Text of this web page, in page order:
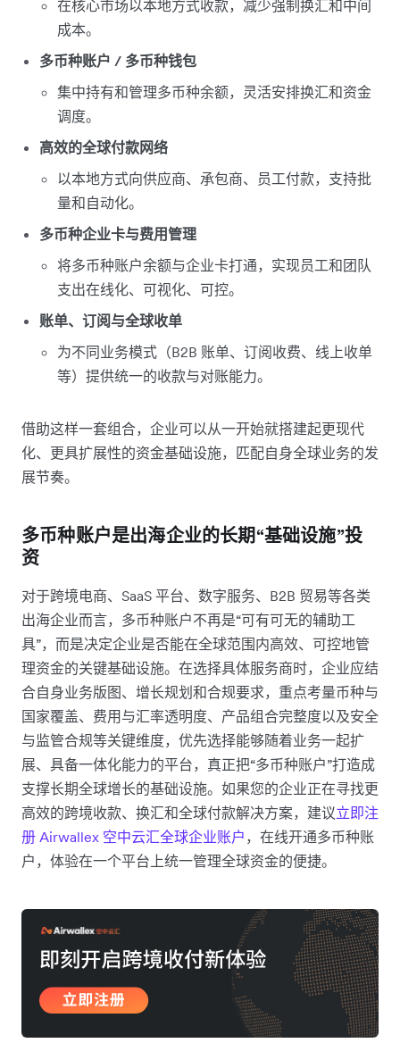
在核心市场以本地方式收款，减少强制换汇和中间
成本。
多币种账户 / 多币种钱包
集中持有和管理多币种余额，灵活安排换汇和资金
调度。
高效的全球付款网络
以本地方式向供应商、承包商、员工付款，支持批
量和自动化。
多币种企业卡与费用管理
将多币种账户余额与企业卡打通，实现员工和团队
支出在线化、可视化、可控。
账单、订阅与全球收单
为不同业务模式（B2B 账单、订阅收费、线上收单
等）提供统一的收款与对账能力。
借助这样一套组合，企业可以从一开始就搭建起更现代
化、更具扩展性的资金基础设施，匹配自身全球业务的发
展节奏。
多币种账户是出海企业的长期“基础设施”投
资
对于跨境电商、SaaS 平台、数字服务、B2B 贸易等各类
出海企业而言，多币种账户不再是“可有可无的辅助工
具”，而是决定企业是否能在全球范围内高效、可控地管
理资金的关键基础设施。在选择具体服务商时，企业应结
合自身业务版图、增长规划和合规要求，重点考量币种与
国家覆盖、费用与汇率透明度、产品组合完整度以及安全
与监管合规等关键维度，优先选择能够随着业务一起扩
展、具备一体化能力的平台，真正把“多币种账户”打造成
支撑长期全球增长的基础设施。如果您的企业正在寻找更
高效的跨境收款、换汇和全球付款解决方案，建议立即注
册 Airwallex 空中云汇全球企业账户 ，在线开通多币种账
户，体验在一个平台上统一管理全球资金的便捷。